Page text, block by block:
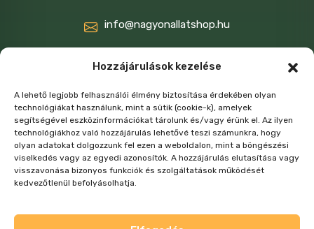
Hozzájárulások kezelése
A lehető legjobb felhasználói élmény biztosítása érdekében olyan
technológiákat használunk, mint a sütik (cookie-k), amelyek
segítségével eszközinformációkat tárolunk és/vagy érünk el. Az ilyen
technológiákhoz való hozzájárulás lehetővé teszi számunkra, hogy
olyan adatokat dolgozzunk fel ezen a weboldalon, mint a böngészési
viselkedés vagy az egyedi azonosítók. A hozzájárulás elutasítása vagy
visszavonása bizonyos funkciók és szolgáltatások működését
kedvezőtlenül befolyásolhatja.
info@nagyonallatshop.hu
Ügyfélszolgálat: 8-16ig hétköznap